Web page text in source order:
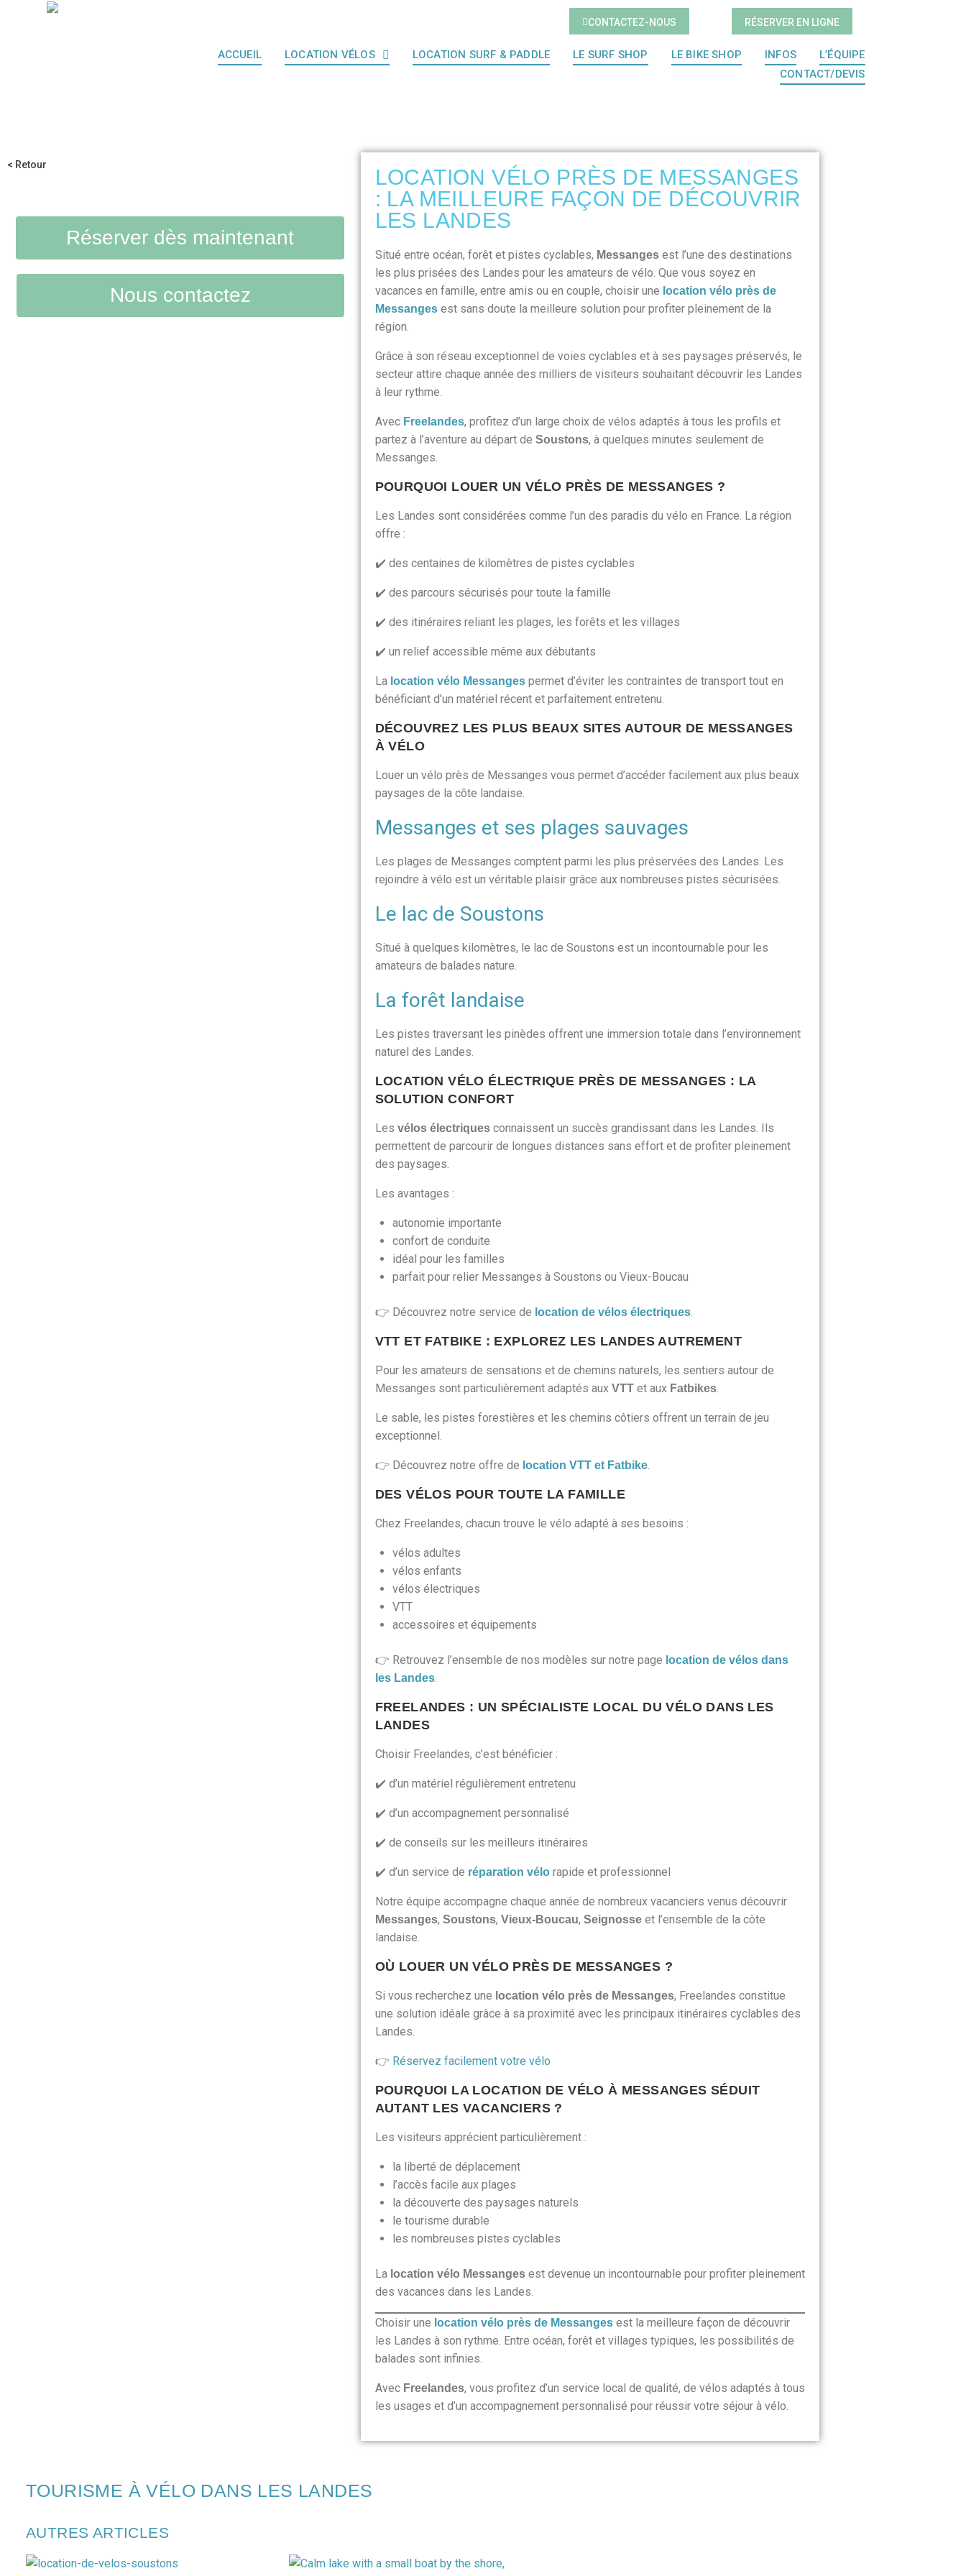
CONTACTEZ-NOUS RÉSERVER EN LIGNE
ACCUEIL LOCATION VÉLOS LOCATION SURF & PADDLE LE SURF SHOP LE BIKE SHOP INFOS
L’ÉQUIPE
CONTACT/DEVIS
< Retour
Réserver dès maintenant
Nous contactez
LOCATION VÉLO PRÈS DE MESSANGES
: LA MEILLEURE FAÇON DE DÉCOUVRIR
LES LANDES
Situé entre océan, forêt et pistes cyclables, Messangesest l’une des destinations
les plus prisées des Landes pour les amateurs de vélo. Que vous soyez en
vacances en famille, entre amis ou en couple, choisir une location vélo près de
Messangesest sans doute la meilleure solution pour profiter pleinement de la
région.
Grâce à son réseau exceptionnel de voies cyclables et à ses paysages préservés, le
secteur attire chaque année des milliers de visiteurs souhaitant découvrir les Landes
à leur rythme.
Avec Freelandes, profitez d’un large choix de vélos adaptés à tous les profils et
partez à l’aventure au départ de Soustons, à quelques minutes seulement de
Messanges.
POURQUOI LOUER UN VÉLO PRÈS DE MESSANGES ?
Les Landes sont considérées comme l’un des paradis du vélo en France. La région
offre :
✔️ des centaines de kilomètres de pistes cyclables
✔️ des parcours sécurisés pour toute la famille
✔️ des itinéraires reliant les plages, les forêts et les villages
✔️ un relief accessible même aux débutants
La location vélo Messangespermet d’éviter les contraintes de transport tout en
bénéficiant d’un matériel récent et parfaitement entretenu.
DÉCOUVREZ LES PLUS BEAUX SITES AUTOUR DE MESSANGES
À VÉLO
Louer un vélo près de Messanges vous permet d’accéder facilement aux plus beaux
paysages de la côte landaise.
Messanges et ses plages sauvages
Les plages de Messanges comptent parmi les plus préservées des Landes. Les
rejoindre à vélo est un véritable plaisir grâce aux nombreuses pistes sécurisées.
Le lac de Soustons
Situé à quelques kilomètres, le lac de Soustons est un incontournable pour les
amateurs de balades nature.
La forêt landaise
Les pistes traversant les pinèdes offrent une immersion totale dans l’environnement
naturel des Landes.
LOCATION VÉLO ÉLECTRIQUE PRÈS DE MESSANGES : LA
SOLUTION CONFORT
Les vélos électriquesconnaissent un succès grandissant dans les Landes. Ils
permettent de parcourir de longues distances sans effort et de profiter pleinement
des paysages.
Les avantages :
autonomie importante
confort de conduite
idéal pour les familles
parfait pour relier Messanges à Soustons ou Vieux-Boucau
👉 Découvrez notre service de location de vélos électriques.
VTT ET FATBIKE : EXPLOREZ LES LANDES AUTREMENT
Pour les amateurs de sensations et de chemins naturels, les sentiers autour de
Messanges sont particulièrement adaptés aux VTTet aux Fatbikes.
Le sable, les pistes forestières et les chemins côtiers offrent un terrain de jeu
exceptionnel.
👉 Découvrez notre offre de location VTT et Fatbike.
DES VÉLOS POUR TOUTE LA FAMILLE
Chez Freelandes, chacun trouve le vélo adapté à ses besoins :
vélos adultes
vélos enfants
vélos électriques
VTT
accessoires et équipements
👉 Retrouvez l’ensemble de nos modèles sur notre page location de vélos dans
les Landes.
FREELANDES : UN SPÉCIALISTE LOCAL DU VÉLO DANS LES
LANDES
Choisir Freelandes, c’est bénéficier :
✔️ d’un matériel régulièrement entretenu
✔️ d’un accompagnement personnalisé
✔️ de conseils sur les meilleurs itinéraires
✔️ d’un service de réparation vélorapide et professionnel
Notre équipe accompagne chaque année de nombreux vacanciers venus découvrir
Messanges, Soustons, Vieux-Boucau, Seignosseet l’ensemble de la côte
landaise.
OÙ LOUER UN VÉLO PRÈS DE MESSANGES ?
Si vous recherchez une location vélo près de Messanges, Freelandes constitue
une solution idéale grâce à sa proximité avec les principaux itinéraires cyclables des
Landes.
👉 Réservez facilement votre vélo
POURQUOI LA LOCATION DE VÉLO À MESSANGES SÉDUIT
AUTANT LES VACANCIERS ?
Les visiteurs apprécient particulièrement :
la liberté de déplacement
l’accès facile aux plages
la découverte des paysages naturels
le tourisme durable
les nombreuses pistes cyclables
La location vélo Messangesest devenue un incontournable pour profiter pleinement
des vacances dans les Landes.
Choisir une location vélo près de Messangesest la meilleure façon de découvrir
les Landes à son rythme. Entre océan, forêt et villages typiques, les possibilités de
balades sont infinies.
Avec Freelandes, vous profitez d’un service local de qualité, de vélos adaptés à tous
les usages et d’un accompagnement personnalisé pour réussir votre séjour à vélo.
TOURISME À VÉLO DANS LES LANDES
AUTRES ARTICLES